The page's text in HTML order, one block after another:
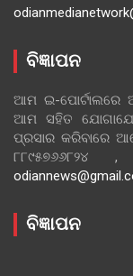
ବିଜ୍ଞାପନ
ଆମ ଇ-ପୋର୍ଟାଲରେ
ଆମ ସହିତ
ପ୍ରସାର କରିବାରେ
ବିଜ୍ଞାପନ